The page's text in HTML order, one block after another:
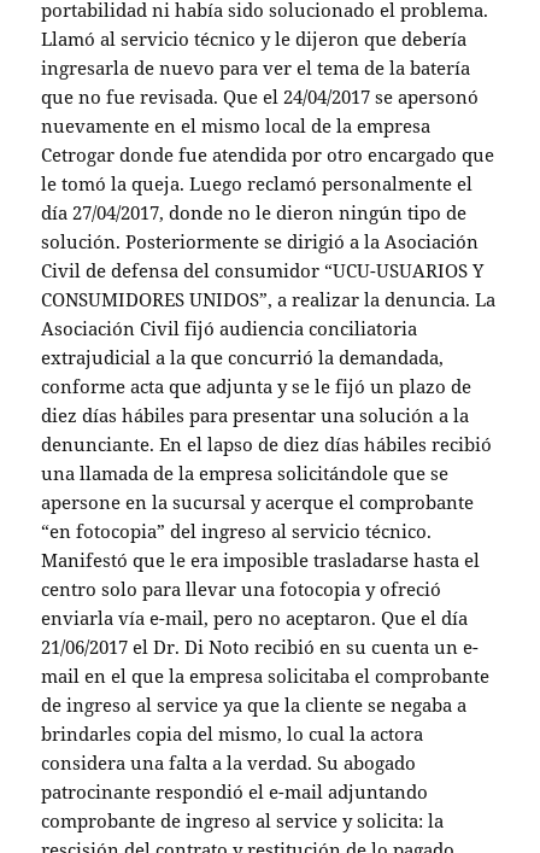
portabilidad ni había sido solucionado el problema.
Llamó al servicio técnico y le dijeron que debería
ingresarla de nuevo para ver el tema de la batería
que no fue revisada. Que el 24/04/2017 se apersonó
nuevamente en el mismo local de la empresa
Cetrogar donde fue atendida por otro encargado que
le tomó la queja. Luego reclamó personalmente el
día 27/04/2017, donde no le dieron ningún tipo de
solución. Posteriormente se dirigió a la Asociación
Civil de defensa del consumidor “UCU-USUARIOS Y
CONSUMIDORES UNIDOS”, a realizar la denuncia. La
Asociación Civil fijó audiencia conciliatoria
extrajudicial a la que concurrió la demandada,
conforme acta que adjunta y se le fijó un plazo de
diez días hábiles para presentar una solución a la
denunciante. En el lapso de diez días hábiles recibió
una llamada de la empresa solicitándole que se
apersone en la sucursal y acerque el comprobante
“en fotocopia” del ingreso al servicio técnico.
Manifestó que le era imposible trasladarse hasta el
centro solo para llevar una fotocopia y ofreció
enviarla vía e-mail, pero no aceptaron. Que el día
21/06/2017 el Dr. Di Noto recibió en su cuenta un e-
mail en el que la empresa solicitaba el comprobante
de ingreso al service ya que la cliente se negaba a
brindarles copia del mismo, lo cual la actora
considera una falta a la verdad. Su abogado
patrocinante respondió el e-mail adjuntando
comprobante de ingreso al service y solicita: la